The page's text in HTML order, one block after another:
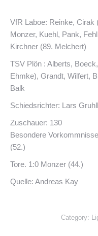
VfR Laboe: Reinke, Cirak
Monzer, Kuehl, Pank,
Kirchner (89. Melchert)
TSV Plön : Alberts,
Ehmke), Grandt, Wilfert,
Balk
Schiedsrichter: Lars
Zuschauer: 130
Besondere
(52.)
Tore. 1:0 Monzer (44.)
Quelle: Andreas Kay
Category: